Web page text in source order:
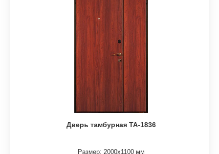
Дверь тамбурная ТА-1836
Размер: 2000х1100 мм